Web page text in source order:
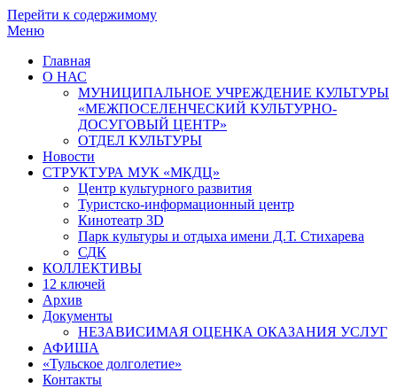
Перейти к содержимому
Меню
Главная
О НАС
МУНИЦИПАЛЬНОЕ УЧРЕЖДЕНИЕ КУЛЬТУРЫ
«МЕЖПОСЕЛЕНЧЕСКИЙ КУЛЬТУРНО-
ДОСУГОВЫЙ ЦЕНТР»
ОТДЕЛ КУЛЬТУРЫ
Новости
СТРУКТУРА МУК «МКДЦ»
Центр культурного развития
Туристско-информационный центр
Кинотеатр 3D
Парк культуры и отдыха имени Д.Т. Стихарева
СДК
КОЛЛЕКТИВЫ
12 ключей
Архив
Документы
НЕЗАВИСИМАЯ ОЦЕНКА ОКАЗАНИЯ УСЛУГ
АФИША
«Тульское долголетие»
Контакты